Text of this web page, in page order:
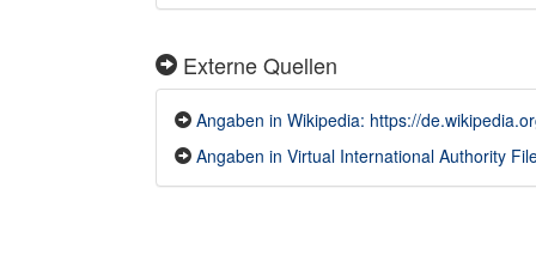
Externe Quellen
Angaben in Wikipedia: https://
Angaben in Virtual International Authority